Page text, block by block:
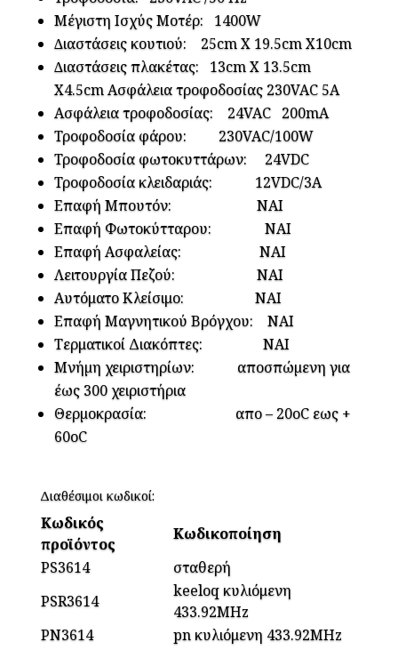
Μέγιστη Ισχύς Μοτέρ: 1400W
∆ιαστάσεις κουτιού: 25cm X 19.5cm X10cm
∆ιαστάσεις πλακέτας: 13cm X 13.5cm
X4.5cm Ασφάλεια τροφοδοσίας 230VAC 5Α
Ασφάλεια τροφοδοσίας: 24VAC 200mA
Τροφοδοσία φάρου: 230VAC/100W
Τροφοδοσία φωτοκυττάρων: 24VDC
Τροφοδοσία κλειδαριάς: 12VDC/3A
Επαφή Μπουτόν: ΝΑΙ
Επαφή Φωτοκύτταρου: ΝΑΙ
Επαφή Ασφαλείας: ΝΑΙ
Λειτουργία Πεζού: ΝΑΙ
Αυτόματο Κλείσιμο: ΝΑΙ
Επαφή Μαγνητικού Βρόγχου: ΝΑΙ
Τερματικοί Διακόπτες: ΝΑΙ
Μνήµη χειριστηρίων: αποσπώµενη για
έως 300 χειριστήρια
Θερµοκρασία: απο – 20oC εως +
60oC
Διαθέσιμοι κωδικοί:
Κωδικός
προϊόντος
Κωδικοποίηση
PS3614
σταθερή
PSR3614
keeloq κυλιόμενη
433.92MHz
PN3614
pn κυλιόμενη 433.92MHz